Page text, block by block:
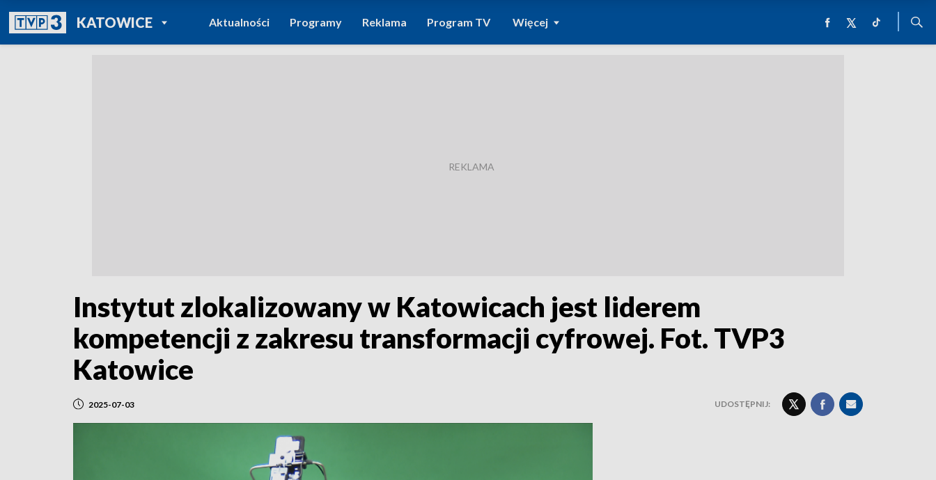
KATOWICEPOWRÓT DO
TVP REGIONY
Aktualności Programy Reklama Program TV Więcej
Instytut zlokalizowany w Katowicach jest liderem
kompetencji z zakresu transformacji cyfrowej. Fot. TVP3
Katowice
2025-07-03 UDOSTĘPNIJ: